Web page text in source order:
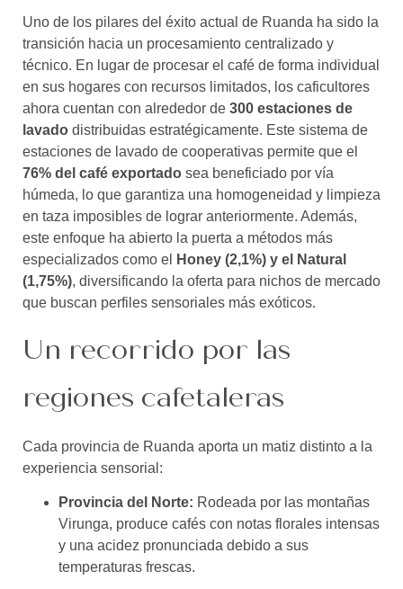
Uno de los pilares del éxito actual de Ruanda ha sido la
transición hacia un procesamiento centralizado y
técnico. En lugar de procesar el café de forma individual
en sus hogares con recursos limitados, los caficultores
ahora cuentan con alrededor de 300 estaciones de
lavado distribuidas estratégicamente. Este sistema de
estaciones de lavado de cooperativas permite que el
76% del café exportado sea beneficiado por vía
húmeda, lo que garantiza una homogeneidad y limpieza
en taza imposibles de lograr anteriormente. Además,
este enfoque ha abierto la puerta a métodos más
especializados como el
Honey (2,1%) y el Natural
(1,75%), diversificando la oferta para nichos de mercado
que buscan perfiles sensoriales más exóticos.
Un recorrido por las
regiones cafetaleras
Cada provincia de Ruanda aporta un matiz distinto a la
experiencia sensorial:
Provincia del Norte: Rodeada por las montañas
Virunga, produce cafés con notas florales intensas
y una acidez pronunciada debido a sus
temperaturas frescas.